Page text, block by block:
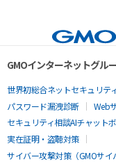
GMOインターネットグル
世界初総合ネットセキュリテ
パスワード漏洩診断
Web
セキュリティ相談AIチャット
実在証明・盗聴対策
サイバー攻撃対策（GMOサイ